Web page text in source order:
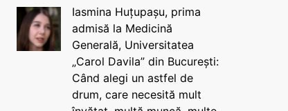
Iasmina Huțupașu, prima
admisă la Medicină
Generală, Universitatea
„Carol Davila” din București:
Când alegi un astfel de
drum, care necesită mult